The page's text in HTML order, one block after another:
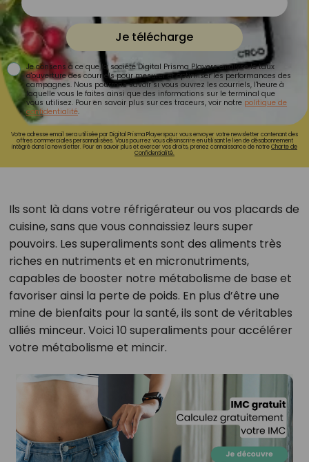
Je télécharge
Je consens à ce que la société Digital Prisma Players analyse le taux
d'ouverture des courriels pour mesurer et optimiser les performances des
campagnes. Nous pourrons savoir si vous ouvrez les courriels, l'heure à
laquelle vous le faites ainsi que des informations sur le terminal que
vous utilisez. Pour en savoir plus sur ces traceurs, voir notre politique de
confidentialité.
Votre adresse email sera utilisée par Digital Prisma Playerspour vous envoyer votre newsletter contenant des
offres commerciales personnalisées. Vous pourrez vous désinscrire en utilisant le lien de désabonnement
intégré dans la newsletter. Pour en savoir plus et exercer vos droits, prenez connaissance de notreCharte de
Confidentialité.
Ils sont là dans votre réfrigérateur ou vos placards de
cuisine, sans que vous connaissiez leurs super
pouvoirs. Les superaliments sont des aliments très
riches en nutriments et en micronutriments,
capables de booster notre métabolisme de base et
favoriser ainsi la perte de poids. En plus d’être une
mine de bienfaits pour la santé, ils sont de véritables
alliés minceur. Voici 10 superaliments pour accélérer
votre métabolisme et mincir.